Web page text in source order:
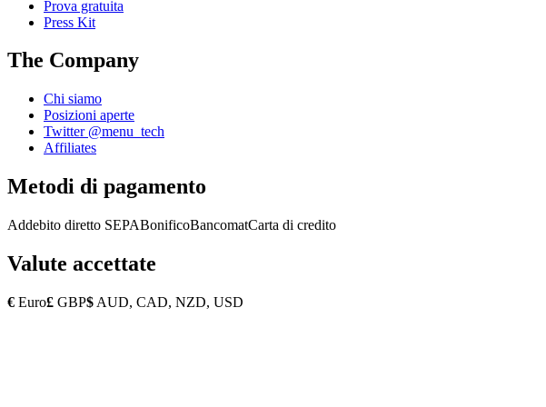
Prova gratuita
Press Kit
The Company
Chi siamo
Posizioni aperte
Twitter @menu_tech
Affiliates
Metodi di pagamento
Addebito diretto SEPABonificoBancomatCarta di credito
Valute accettate
€ Euro£ GBP$ AUD, CAD, NZD, USD